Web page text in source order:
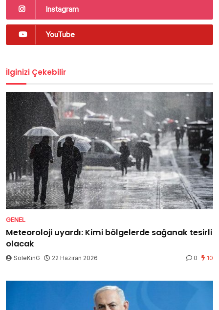
Instagram
YouTube
İlginizi Çekebilir
GENEL
Meteoroloji uyardı: Kimi bölgelerde sağanak tesirli
olacak
SoleKinG 22 Haziran 2026 0 10